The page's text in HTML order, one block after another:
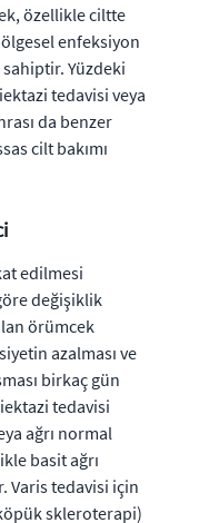
özellikle ciltte
enfeksiyon
Yüzdeki
tedavisi veya
da benzer
cilt bakımı
edilmesi
değişiklik
örümcek
azalması ve
birkaç gün
tedavisi
ağrı normal
basit ağrı
Varis tedavisi için
skleroterapi)